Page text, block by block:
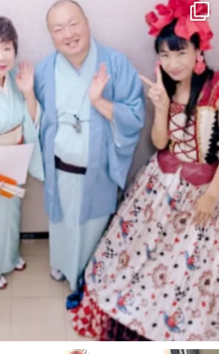
がりたい
5 X
パッションプリンセス【公式】
· 6 8月
した
歌山旅 白浜町・三段壁」
疲れ様を言い合う
と繋がりたい
ン